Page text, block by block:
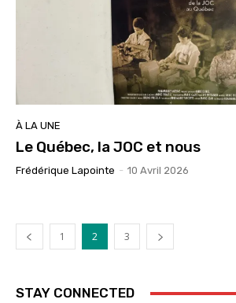
À LA UNE
Le Québec, la JOC et nous
Frédérique Lapointe - 10 Avril 2026
1 2 3
STAY CONNECTED